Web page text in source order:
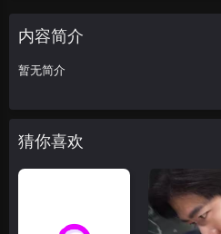
内容简介
暂无简介
猜你喜欢